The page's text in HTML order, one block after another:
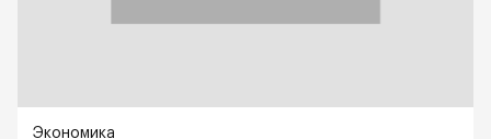
Экономика